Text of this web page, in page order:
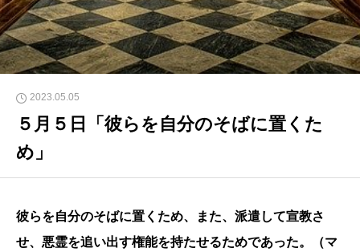
2023.05.05
５月５日「彼らを自分のそばに置くた
め」
彼らを自分のそばに置くため、また、派遣して宣教さ
せ、悪霊を追い出す権能を持たせるためであった。（マ